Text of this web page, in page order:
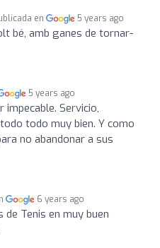
en 5 years ago
bé, amb ganes de tornar-
5 years ago
impecable. Servicio,
todo muy bien. Y como
no abandonar a sus
6 years ago
de Tenis en muy buen